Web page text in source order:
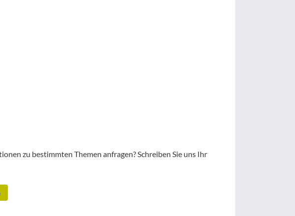
zu bestimmten Themen anfragen? Schreiben Sie uns Ihr